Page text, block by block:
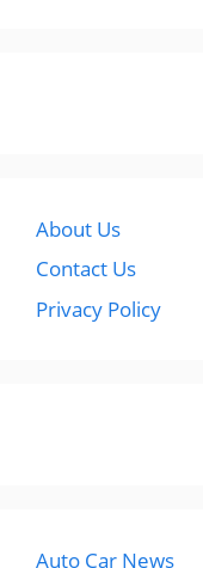
About Us
Contact Us
Privacy Policy
Auto Car News